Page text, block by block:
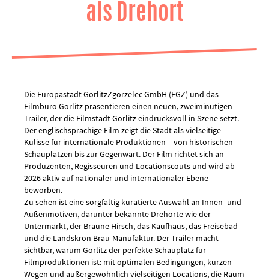
als Drehort
Die Europastadt GörlitzZgorzelec GmbH (EGZ) und das
Filmbüro Görlitz präsentieren einen neuen, zweiminütigen
Trailer, der die Filmstadt Görlitz eindrucksvoll in Szene setzt.
Der englischsprachige Film zeigt die Stadt als vielseitige
Kulisse für internationale Produktionen – von historischen
Schauplätzen bis zur Gegenwart. Der Film richtet sich an
Produzenten, Regisseuren und Locationscouts und wird ab
2026 aktiv auf nationaler und internationaler Ebene
beworben.
Zu sehen ist eine sorgfältig kuratierte Auswahl an Innen- und
Außenmotiven, darunter bekannte Drehorte wie der
Untermarkt, der Braune Hirsch, das Kaufhaus, das Freisebad
und die Landskron Brau-Manufaktur. Der Trailer macht
sichtbar, warum Görlitz der perfekte Schauplatz für
Filmproduktionen ist: mit optimalen Bedingungen, kurzen
Wegen und außergewöhnlich vielseitigen Locations, die Raum